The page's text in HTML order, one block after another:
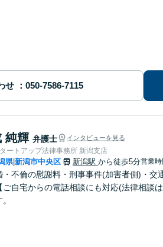
せ
純輝 弁護士 インタビューを見る
ートアップ法律事務所 新潟支店
県|新潟市中央区 新潟駅 から徒歩5分営業時
・不倫の慰謝料・刑事事件(加害者側)・
ご自宅からの電話相談にも対応(法律相談